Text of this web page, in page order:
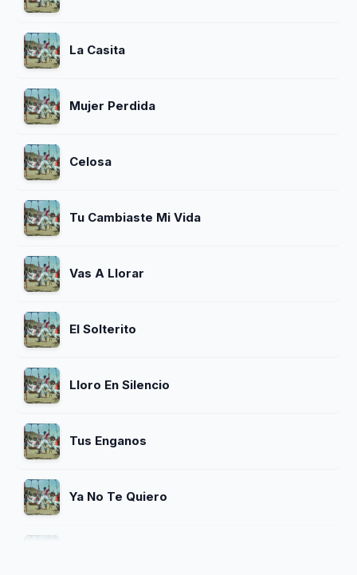
La Casita
Mujer Perdida
Celosa
Tu Cambiaste Mi Vida
Vas A Llorar
El Solterito
Lloro En Silencio
Tus Enganos
Ya No Te Quiero